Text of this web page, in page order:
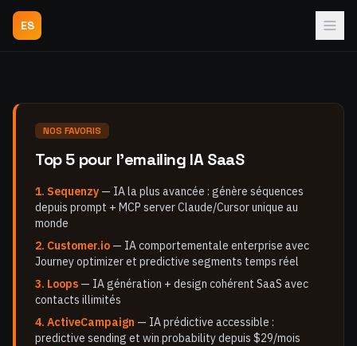
ES
NOS FAVORIS
Top 5 pour l'emailing IA SaaS
1. Sequenzy — IA la plus avancée : génère séquences
depuis prompt + MCP server Claude/Cursor unique au
monde
2. Customer.io — IA comportementale enterprise avec
Journey optimizer et predictive segments temps réel
3. Loops — IA génération + design cohérent SaaS avec
contacts illimités
4. ActiveCampaign — IA prédictive accessible :
predictive sending et win probability depuis $29/mois